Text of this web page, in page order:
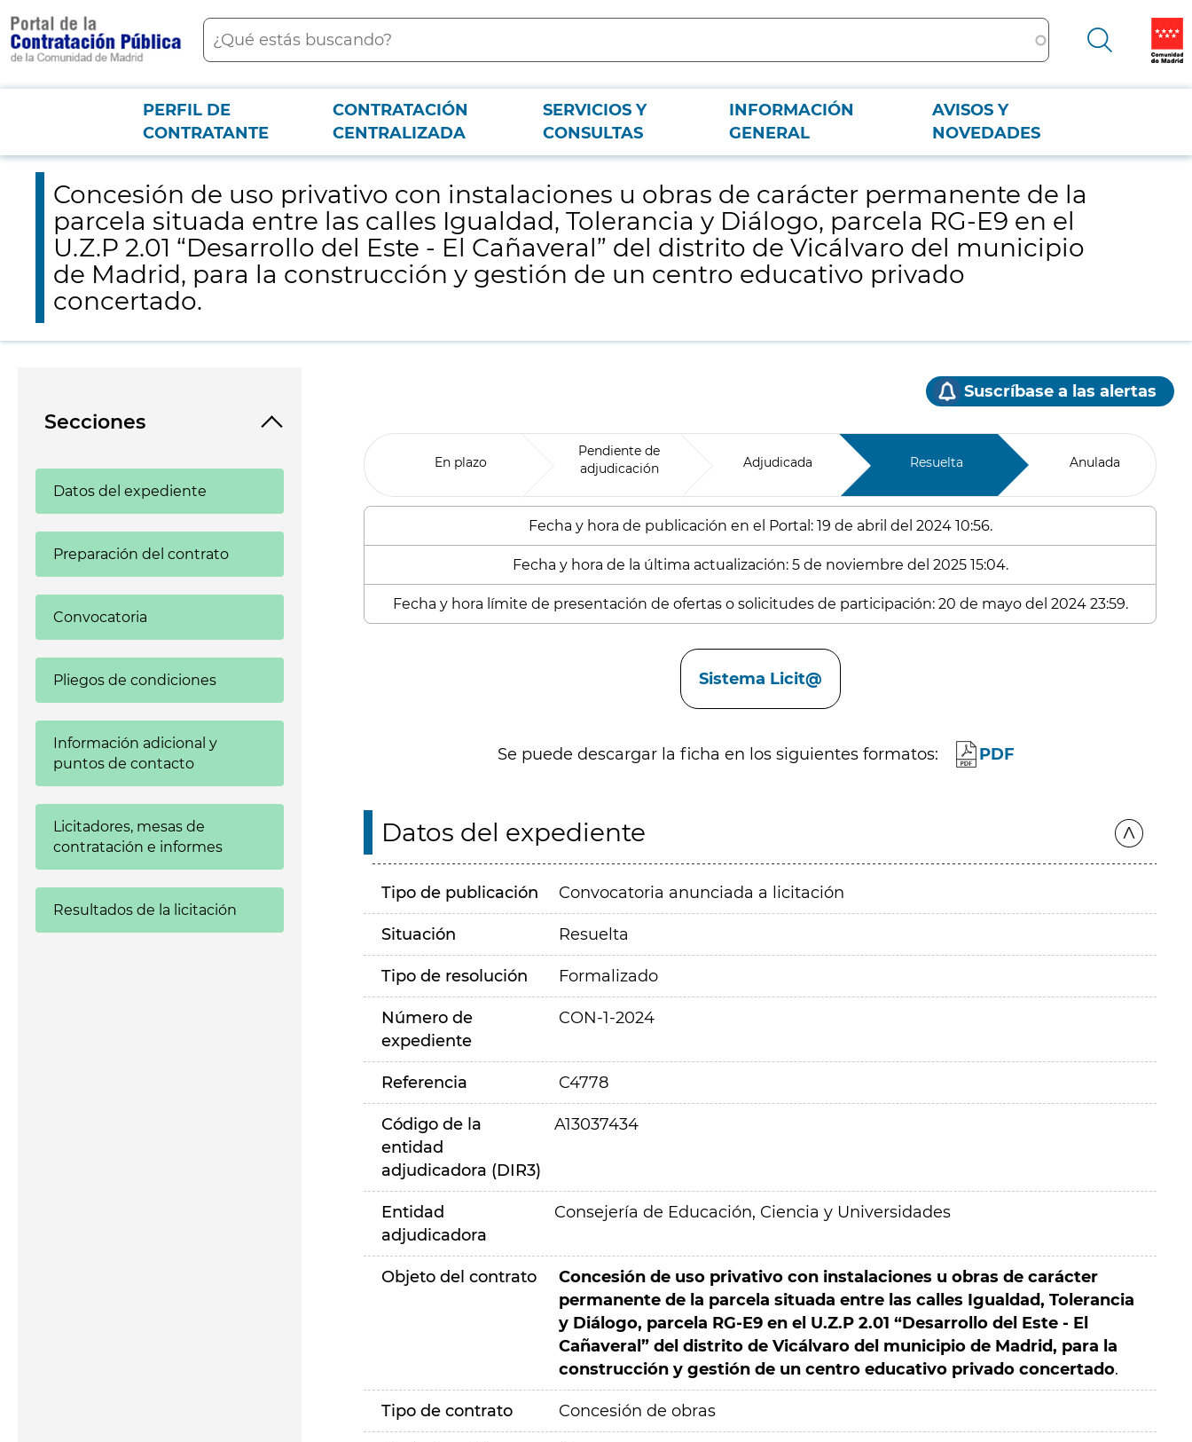
contenido
principal
Buscar
Menú PCON
PERFIL DE
CONTRATANTE
CONTRATACIÓN
CENTRALIZADA
SERVICIOS Y
CONSULTAS
INFORMACIÓN
GENERAL
AVISOS Y
NOVEDADES
Concesión de uso privativo con instalaciones u obras de carácter permanente de la parcela situada entre las calles Igualdad, Tolerancia y Diálogo, parcela RG-E9 en el U.Z.P 2.01 “Desarrollo del Este - El Cañaveral”
del distrito de Vicálvaro del municipio de Madrid, para la construcción y gestión de un centro educativo privado concertado.
Concesión de uso privativo con instalaciones u obras de carácter permanente de la
parcela situada entre las calles Igualdad, Tolerancia y Diálogo, parcela RG-E9 en el
U.Z.P 2.01 “Desarrollo del Este - El Cañaveral” del distrito de Vicálvaro del municipio
de Madrid, para la construcción y gestión de un centro educativo privado
concertado.
Secciones
Datos del expediente
Preparación del contrato
Convocatoria
Pliegos de condiciones
Información adicional y
puntos de contacto
Licitadores, mesas de
contratación e informes
Resultados de la licitación
Suscríbase a las alertas
En plazo
Pendiente de
adjudicación
Adjudicada Resuelta Anulada
Fecha y hora de publicación en el Portal: 19 de abril del 2024 10:56.
Fecha y hora de la última actualización: 5 de noviembre del 2025 15:04.
Fecha y hora límite de presentación de ofertas o solicitudes de participación: 20 de mayo del 2024 23:59.
Sistema Licit@
Se puede descargar la ficha en los siguientes formatos: PDF
Datos del expediente
Tipo de publicación Convocatoria anunciada a licitación
Situación Resuelta
Tipo de resolución Formalizado
Número de
expediente
CON-1-2024
Referencia C4778
Código de la
entidad
adjudicadora (DIR3)
A13037434
Entidad
adjudicadora
Consejería de Educación, Ciencia y Universidades
Objeto del contrato
Concesión de uso privativo con instalaciones u obras de carácter
permanente de la parcela situada entre las calles Igualdad, Tolerancia
y Diálogo, parcela RG-E9 en el U.Z.P 2.01 “Desarrollo del Este - El
Cañaveral” del distrito de Vicálvaro del municipio de Madrid, para la
construcción y gestión de un centro educativo privado concertado.
Tipo de contrato Concesión de obras